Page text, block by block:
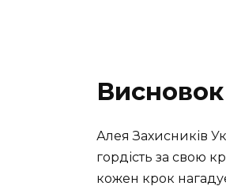
Висновок
Алея Захисників
гордість за свою
кожен крок